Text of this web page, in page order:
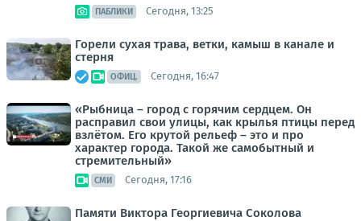
ПАБЛИКИ Сегодня, 13:25
Горели сухая трава, ветки, камыш в канале и
стерня
ОФИЦ. Сегодня, 16:47
«Рыбница – город с горячим сердцем. Он
расправил свои улицы, как крылья птицы перед
взлётом. Его крутой рельеф – это и про
характер города. Такой же самобытный и
стремительный»
СМИ Сегодня, 17:16
Памяти Виктора Георгиевича Соколова